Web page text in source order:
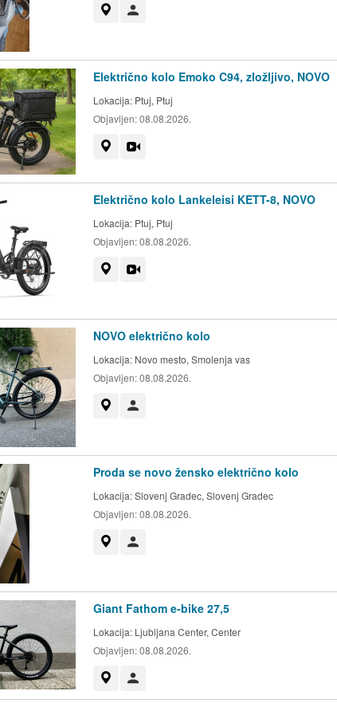
Električno kolo Emoko C94, zložljivo, NOVO
Lokacija: Ptuj, Ptuj
Objavljen:08.08.2026.
Električno kolo Lankeleisi KETT-8, NOVO
Lokacija: Ptuj, Ptuj
Objavljen:08.08.2026.
NOVO električno kolo
Lokacija: Novo mesto, Smolenja vas
Objavljen:08.08.2026.
Proda se novo žensko električno kolo
Lokacija:Slovenj Gradec, Slovenj Gradec
Objavljen:08.08.2026.
Giant Fathom e-bike 27,5
Lokacija: Ljubljana Center, Center
Objavljen:08.08.2026.